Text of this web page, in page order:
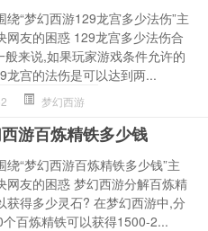
绕“梦幻西游129龙宫多少法伤”主
网友的困惑 129龙宫多少法伤合
般来说,如果玩家游戏条件允许的
龙宫的法伤是可以达到两...
梦幻西游
游百炼精铁多少钱
绕“梦幻西游百炼精铁多少钱”主
网友的困惑 梦幻西游分解百炼精
获得多少灵石? 在梦幻西游中,分
百炼精铁可以获得1500-2...